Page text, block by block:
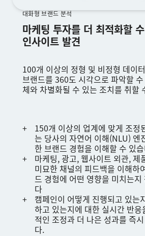
대화형 브랜드 분석
마케팅 투자를 더 최적화할
인사이트 발견
100개 이상의 정형 및 비정형 데이
브랜드를 360도 시각으로 파악할
체와 차별화될 수 있는 조치를 취할
150개 이상의 업계에 맞게 조정
는 당사의 자연어 이해(NLU) 엔
한 브랜드 경험을 이해할 수 있
마케팅, 광고, 웹사이트 외관, 제
미묘한 채널의 피드백을 이해하
드 경험에 어떤 영향을 미치는
다
캠페인이 어떻게 진행되고 있는
하고 있는지에 대한 실시간 반응
적인 조정과 더 나은 성과를 즉
다.